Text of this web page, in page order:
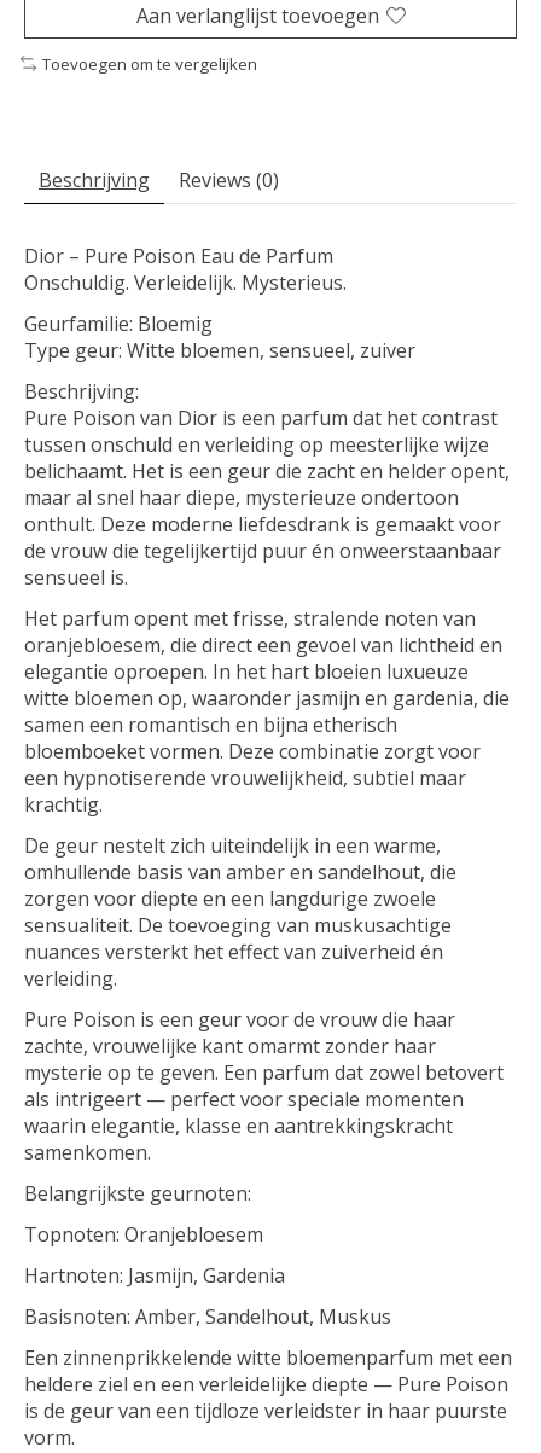
Aan verlanglijst toevoegen
Toevoegen om te vergelijken
Beschrijving Reviews (0)
Dior – Pure Poison Eau de Parfum
Onschuldig. Verleidelijk. Mysterieus.
Geurfamilie: Bloemig
Type geur: Witte bloemen, sensueel, zuiver
Beschrijving:
Pure Poison van Dior is een parfum dat het contrast
tussen onschuld en verleiding op meesterlijke wijze
belichaamt. Het is een geur die zacht en helder opent,
maar al snel haar diepe, mysterieuze ondertoon
onthult. Deze moderne liefdesdrank is gemaakt voor
de vrouw die tegelijkertijd puur én onweerstaanbaar
sensueel is.
Het parfum opent met frisse, stralende noten van
oranjebloesem, die direct een gevoel van lichtheid en
elegantie oproepen. In het hart bloeien luxueuze
witte bloemen op, waaronder jasmijn en gardenia, die
samen een romantisch en bijna etherisch
bloemboeket vormen. Deze combinatie zorgt voor
een hypnotiserende vrouwelijkheid, subtiel maar
krachtig.
De geur nestelt zich uiteindelijk in een warme,
omhullende basis van amber en sandelhout, die
zorgen voor diepte en een langdurige zwoele
sensualiteit. De toevoeging van muskusachtige
nuances versterkt het effect van zuiverheid én
verleiding.
Pure Poison is een geur voor de vrouw die haar
zachte, vrouwelijke kant omarmt zonder haar
mysterie op te geven. Een parfum dat zowel betovert
als intrigeert — perfect voor speciale momenten
waarin elegantie, klasse en aantrekkingskracht
samenkomen.
Belangrijkste geurnoten:
Topnoten: Oranjebloesem
Hartnoten: Jasmijn, Gardenia
Basisnoten: Amber, Sandelhout, Muskus
Een zinnenprikkelende witte bloemenparfum met een
heldere ziel en een verleidelijke diepte — Pure Poison
is de geur van een tijdloze verleidster in haar puurste
vorm.